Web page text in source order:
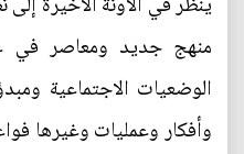
منهج جديد ومعاصر في
الوضعيات الاجتماعية
وأفكار وعمليات وغيرها